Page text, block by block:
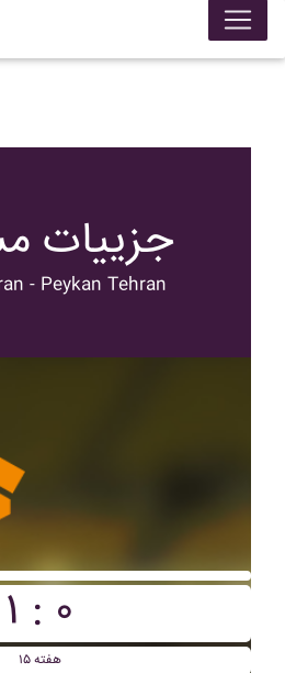
جزییات
- Peykan Tehran
۱ : ۰
هفته ۱۵